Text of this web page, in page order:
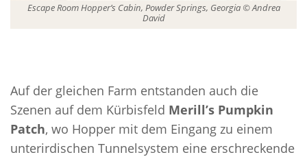
Escape Room Hopper’s Cabin, Powder Springs, Georgia © Andrea
David
Auf der gleichen Farm entstanden auch die
Szenen auf dem Kürbisfeld Merill’s Pumpkin
Patch, wo Hopper mit dem Eingang zu einem
unterirdischen Tunnelsystem eine erschreckende